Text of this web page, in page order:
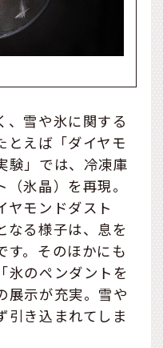
、雪や氷に関する
とえば「ダイヤモ
験」では、冷凍庫
氷晶）を再現。
ヤモンドダスト
なる様子は、息を
す。そのほかにも
氷のペンダントを
展示が充実。雪や
引き込まれてしま